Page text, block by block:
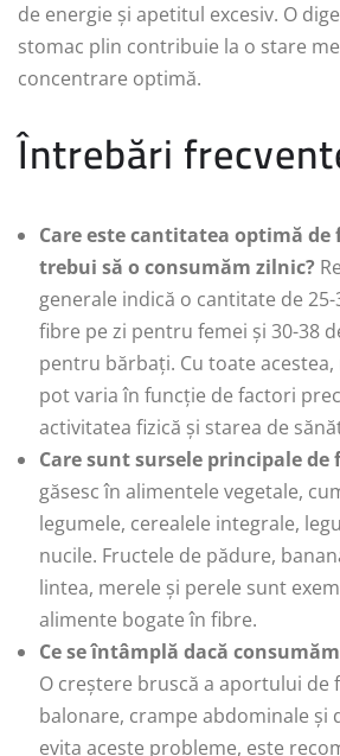
de energie și apetitul excesiv. O
stomac plin contribuie la o stare
concentrare optimă.
Întrebări
Care este cantitatea optimă de
trebui să o consumăm zilnic?
generale indică o cantitate de
fibre pe zi pentru femei și 30-38
pentru bărbați. Cu toate
pot varia în funcție de factori
activitatea fizică și starea de
Care sunt sursele principale de
găsesc în alimentele vegetale,
legumele, cerealele integrale,
nucile. Fructele de pădure,
lintea, merele și perele sunt
alimente bogate în fibre.
Ce se întâmplă dacă
O creștere bruscă a aportului de
balonare, crampe abdominale și
evita aceste probleme, este